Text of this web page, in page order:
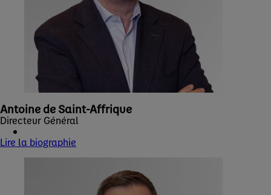
Antoine de Saint-Affrique
Directeur Général
Lire la biographie